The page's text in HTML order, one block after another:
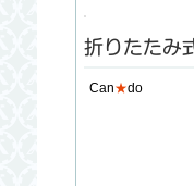
折りたたみ
Can★do